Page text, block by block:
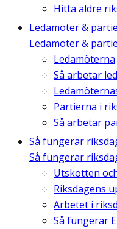
Hitta äldre
Ledamöter &
Ledamöter &
Ledamöterna
Så arbetar
Partierna i
Så arbetar
Så fungerar
Så fungerar
Utskotten
Riksdagens
Arbetet i
Så fungerar